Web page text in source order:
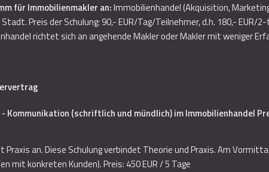
für Immobilienmakler an:Immobilienhandel (Akquisition,
Preis der Schulung: 90,- EUR/Tag/Teilnehmer, d.h. 180,- EUR/
richtet sich an angehende Makler oder Makler mit weniger
Kommunikation (schriftlich und mündlich) im Immobilienhandel
Praxis an. Diese Schulung verbindet Theorie und Praxis. Am
mit konkreten Kunden). Preis: 450 EUR / 5 Tage